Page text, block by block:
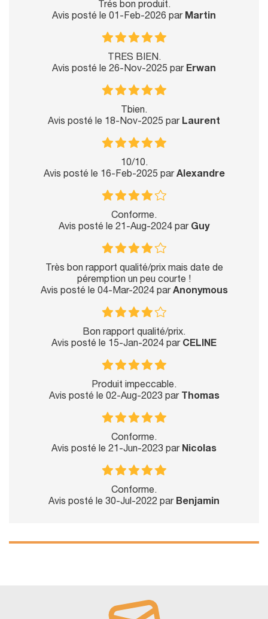
Trés bon produit.
Avis posté le 01-Feb-2026 par Martin
TRES BIEN.
Avis posté le 26-Nov-2025 par Erwan
Tbien.
Avis posté le 18-Nov-2025 par Laurent
10/10.
Avis posté le 16-Feb-2025 parAlexandre
Conforme.
Avis posté le 21-Aug-2024 par Guy
Très bon rapport qualité/prix mais date de
péremption un peu courte !
Avis posté le 04-Mar-2024 parAnonymous
Bon rapport qualité/prix.
Avis posté le 15-Jan-2024 par CELINE
Produit impeccable.
Avis posté le 02-Aug-2023 par Thomas
Conforme.
Avis posté le 21-Jun-2023 par Nicolas
Conforme.
Avis posté le 30-Jul-2022 par Benjamin